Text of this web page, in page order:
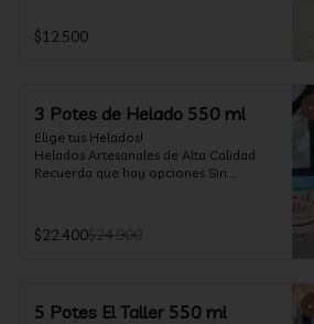
cremoso y con un delicado proceso
para obtener una experiencia
esta Edición es muy Limitada,
aproveche ya de vivir esta fantástica
experiencia!!
$12.500
-
3 Potes de Helado 550 ml
Elige tus Helados!
Helados Artesanales de Alta Calidad
Recuerda que hay opciones Sin
Diabéticos!
Algunos helados especiales tienen un
$22.400$24.900
-
5 Potes El Taller 550 ml